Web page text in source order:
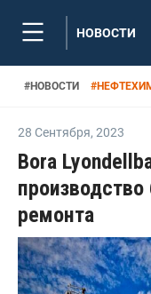
НОВОСТИ
#НОВОСТИ #
28 Сентября, 2023
Bora
ремонта